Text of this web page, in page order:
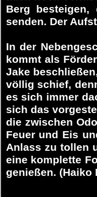
Berg
senden. Der
In der
kommt als
Jake
völlig schief,
es sich immer
sich das
die zwischen
Feuer und Eis
Anlass zu tollen
eine komplette
genießen. (Haiko